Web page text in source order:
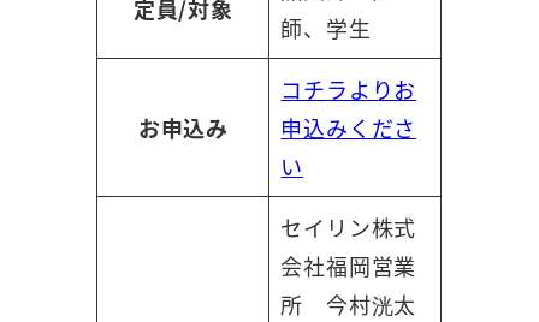
定員/対象
師、学生
お申込み
コチラよりお
申込みくださ
い
セイリン株式
会社福岡営業
所 今村洸太